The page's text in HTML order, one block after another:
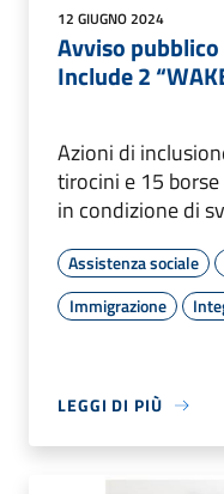
12 GIUGNO 2024
Avviso
Include 2
Azioni di
tirocini e 15
in condizione di
Assistenza sociale
Immigrazione
LEGGI DI PIÙ